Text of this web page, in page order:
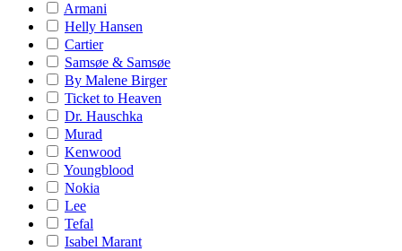
Armani
Helly Hansen
Cartier
Samsøe & Samsøe
By Malene Birger
Ticket to Heaven
Dr. Hauschka
Murad
Kenwood
Youngblood
Nokia
Lee
Tefal
Isabel Marant